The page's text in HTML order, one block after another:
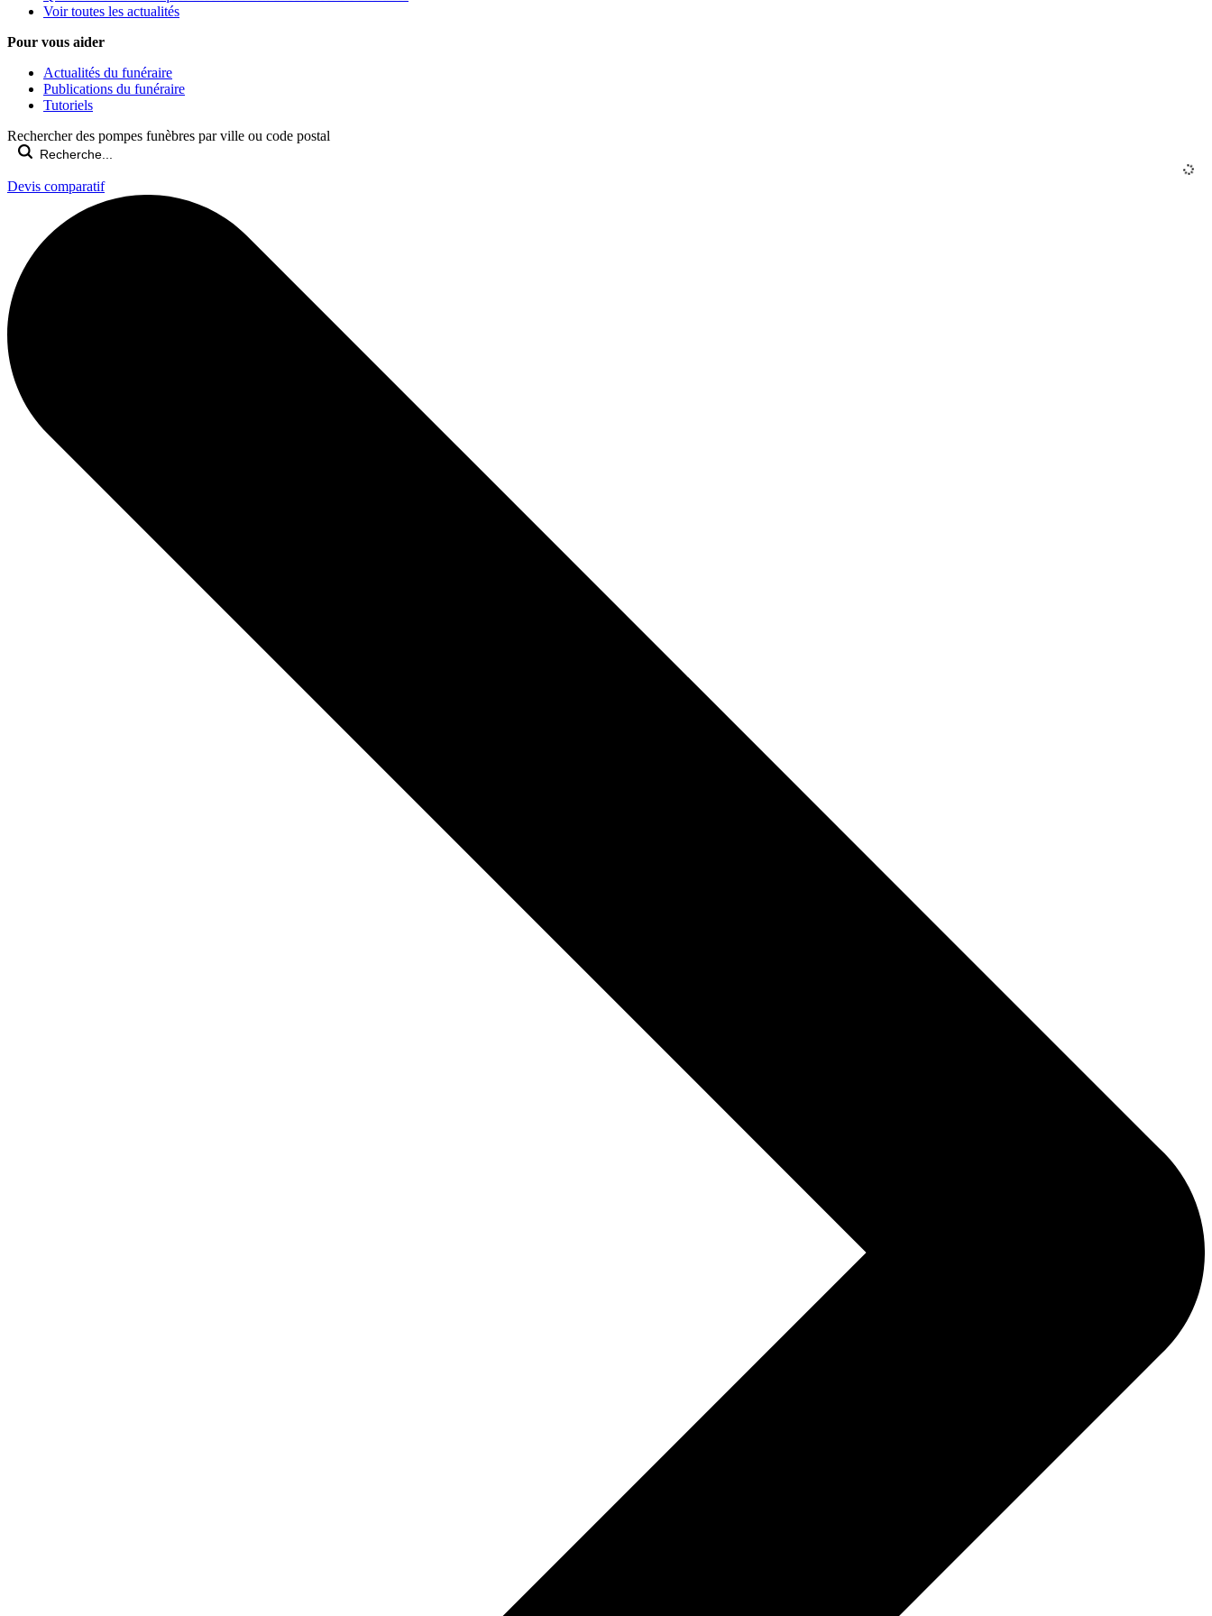
Voir toutes les actualités
Pour vous aider
Actualités du funéraire
Publications du funéraire
Tutoriels
Rechercher des pompes funèbres par ville ou code postal
Devis comparatif